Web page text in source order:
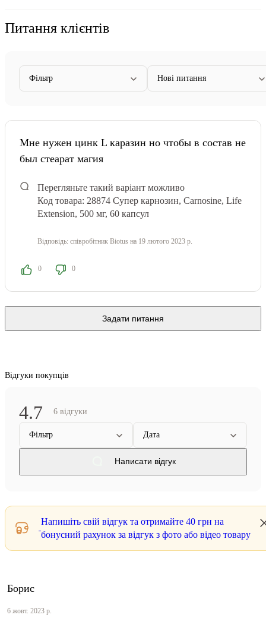
Питання клієнтів
Фільтр Нові питання
Мне нужен цинк L каразин но чтобы в состав не
был стеарат магия
Перегляньте такий варіант можливо
Код товара: 28874 Супер карнозин, Carnosine, Life
Extension, 500 мг, 60 капсул
Відповідь: співробітник Biotus на 19 лютого 2023 р.
0 0
Задати питання
Відгуки покупців
4.7 6 відгуки
Фільтр Дата
Написати відгук
Напишіть свій відгук та отримайте 40 грн на
бонусний рахунок за відгук з фото або відео товару
Борис
6 жовт. 2023 р.